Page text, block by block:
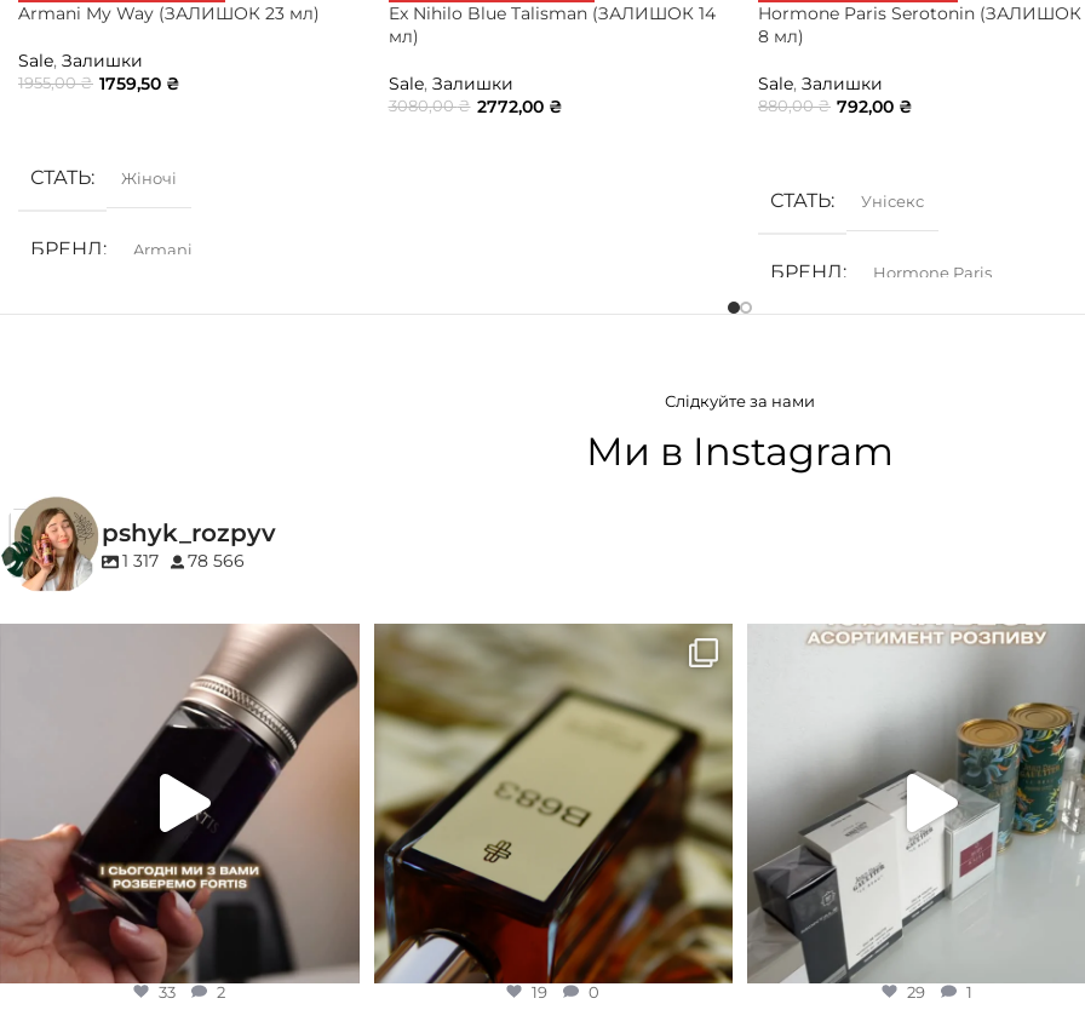
Armani My Way (ЗАЛИШОК 23 мл)
Sale, Залишки
1955,00₴ 1759,50 ₴
СТАТЬ Жіночі
БРЕНД Armani
ГРУПА АРОМАТУ
EDP (парфумована вода)
Ex Nihilo Blue Talisman (ЗАЛИШОК 14
мл)
Sale, Залишки
3080,00₴ 2772,00 ₴
Hormone Paris Serotonin (ЗАЛИШОК
8 мл)
Sale, Залишки
880,00₴ 792,00 ₴
СТАТЬ Унісекс
БРЕНД Hormone Paris
Деревинні
Слідкуйте за нами
Ми в Instagram
pshyk_rozpyv
1 317 78 566
Для замовлення переходьте на сайт або в
Instagram...
33 2
33 2
Marc-Antoine Barrois B683 - це запах вечора в...
19 0
19 0
Знижка 15 % діє НА ОНЛАЙН
29 1